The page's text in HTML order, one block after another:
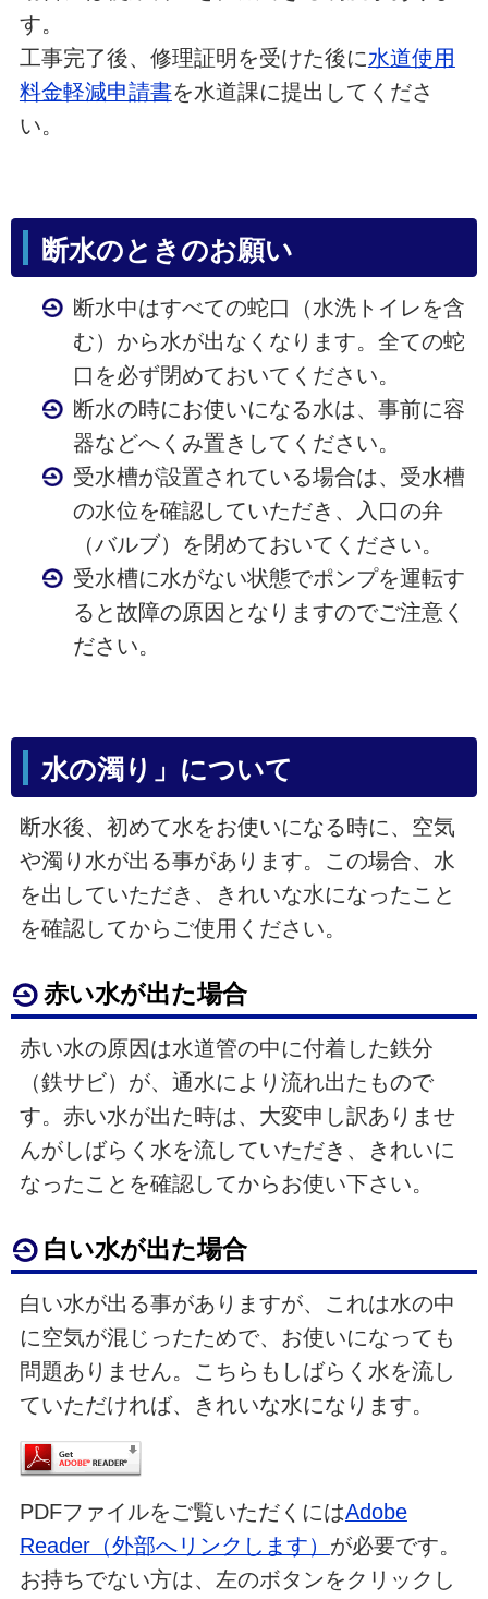
す。
工事完了後、修理証明を受けた後に水道使用
料金軽減申請書を水道課に提出してくださ
い。
断水のときのお願い
断水中はすべての蛇口（水洗トイレを含
む）から水が出なくなります。全ての蛇
口を必ず閉めておいてください。
断水の時にお使いになる水は、事前に容
器などへくみ置きしてください。
受水槽が設置されている場合は、受水槽
の水位を確認していただき、入口の弁
（バルブ）を閉めておいてください。
受水槽に水がない状態でポンプを運転す
ると故障の原因となりますのでご注意く
ださい。
水の濁り」について
断水後、初めて水をお使いになる時に、空気
や濁り水が出る事があります。この場合、水
を出していただき、きれいな水になったこと
を確認してからご使用ください。
赤い水が出た場合
赤い水の原因は水道管の中に付着した鉄分
（鉄サビ）が、通水により流れ出たもので
す。赤い水が出た時は、大変申し訳ありませ
んがしばらく水を流していただき、きれいに
なったことを確認してからお使い下さい。
白い水が出た場合
白い水が出る事がありますが、これは水の中
に空気が混じったためで、お使いになっても
問題ありません。こちらもしばらく水を流し
ていただければ、きれいな水になります。
PDFファイルをご覧いただくにはAdobe
Reader（外部へリンクします） が必要です。
お持ちでない方は、左のボタンをクリックし